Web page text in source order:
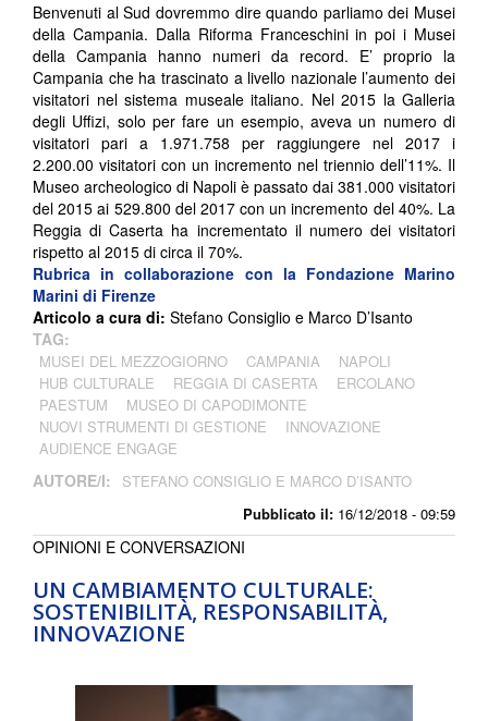
Pubblicato il: 16/12/2018 - 09:59
Benvenuti al Sud dovremmo dire quando parliamo dei Musei
della Campania. Dalla Riforma Franceschini in poi i Musei
della Campania hanno numeri da record. E’ proprio la
Campania che ha trascinato a livello nazionale l’aumento dei
visitatori nel sistema museale italiano. Nel 2015 la Galleria
degli Uffizi, solo per fare un esempio, aveva un numero di
visitatori pari a 1.971.758 per raggiungere nel 2017 i
2.200.00 visitatori con un incremento nel triennio dell’11%. Il
Museo archeologico di Napoli è passato dai 381.000 visitatori
del 2015 ai 529.800 del 2017 con un incremento del 40%. La
Reggia di Caserta ha incrementato il numero dei visitatori
rispetto al 2015 di circa il 70%.
Rubrica in collaborazione con la Fondazione Marino
Marini di Firenze
Articolo a cura di: Stefano Consiglio e Marco D’Isanto
TAG:
MUSEI DEL MEZZOGIORNO CAMPANIA
NAPOLI
HUB CULTURALE
REGGIA DI CASERTA
ERCOLANO
PAESTUM
MUSEO DI CAPODIMONTE
NUOVI STRUMENTI DI GESTIONE
INNOVAZIONE
AUDIENCE ENGAGE
AUTORE/I: STEFANO CONSIGLIO E MARCO D’ISANTO
UN CAMBIAMENTO CULTURALE:
SOSTENIBILITÀ, RESPONSABILITÀ,
INNOVAZIONE
OPINIONI E CONVERSAZIONI